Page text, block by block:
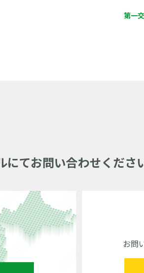
第一
てお問い合わせくださ
お問